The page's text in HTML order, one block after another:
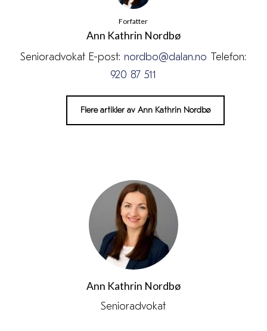
Forfatter
Ann Kathrin Nordbø
Senioradvokat E-post: nordbo@dalan.no Telefon:
920 87 511
Flere artikler av Ann Kathrin Nordbø
Ann Kathrin Nordbø
Senioradvokat